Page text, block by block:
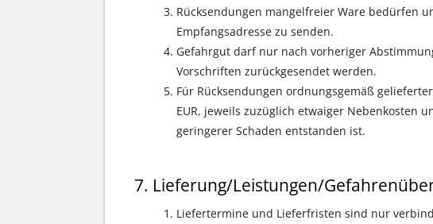
Rücksendungen mangelfreier Ware bedürfen
Empfangsadresse zu senden.
Gefahrgut darf nur nach vorheriger
Vorschriften zurückgesendet werden.
Für Rücksendungen ordnungsgemäß
EUR, jeweils zuzüglich etwaiger Nebenkosten
geringerer Schaden entstanden ist.
Lieferung/Leistungen/
Liefertermine und Lieferfristen sind nur